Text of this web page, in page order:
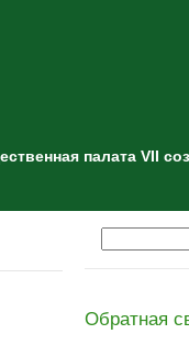
палата VII
Обратная